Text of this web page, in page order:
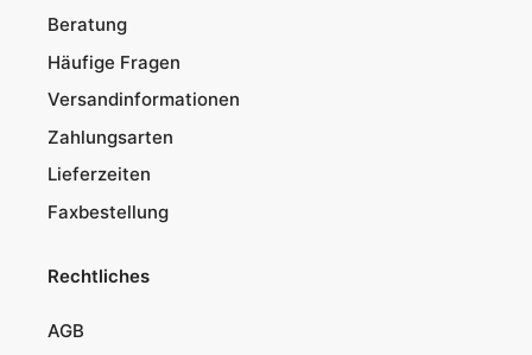
Beratung
Häufige Fragen
Versandinformationen
Zahlungsarten
Lieferzeiten
Faxbestellung
Rechtliches
AGB